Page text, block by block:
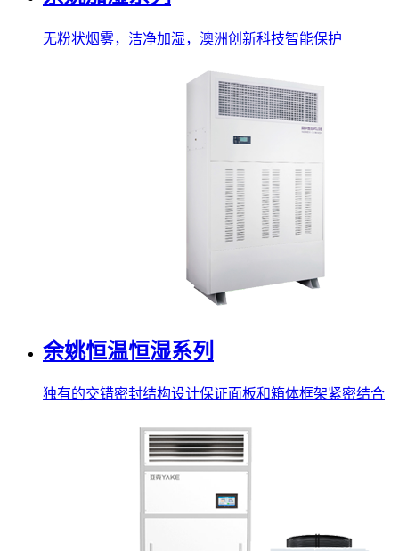
无粉状烟雾，洁净加湿，澳洲创新科技智能保护
余姚恒温恒湿系列
独有的交错密封结构设计保证面板和箱体框架紧密结合